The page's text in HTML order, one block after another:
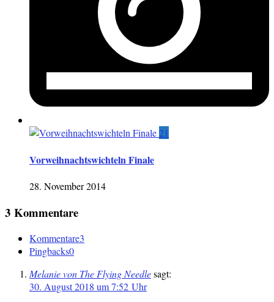
21
Vorweihnachtswichteln Finale
28. November 2014
3 Kommentare
Kommentare3
Pingbacks0
Melanie von The Flying Needlesagt:
30. August 2018 um 7:52 Uhr